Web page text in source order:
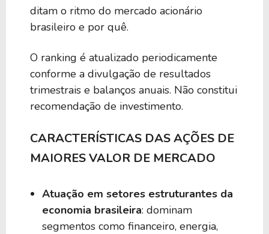
ditam o ritmo do mercado acionário
brasileiro e por quê.
O ranking é atualizado periodicamente
conforme a divulgação de resultados
trimestrais e balanços anuais. Não constitui
recomendação de investimento.
CARACTERÍSTICAS DAS AÇÕES DE
MAIORES VALOR DE MERCADO
Atuação em setores estruturantes da
economia brasileira: dominam
segmentos como financeiro, energia,